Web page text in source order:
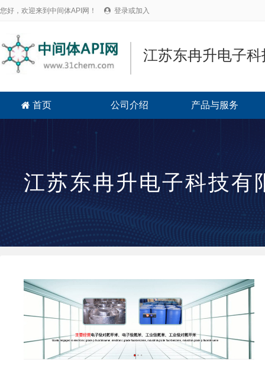
您好，欢迎来到中间体API网！  登录或加入
江苏东冉升电子
 首页 公司介绍 产品与服务
江苏东冉升电子科技有